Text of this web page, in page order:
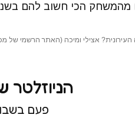
מהמשחק הכי חשוב להם
העירונית? אצילי ומיכה (האתר הרשמי של
הניוזלטר
פעם